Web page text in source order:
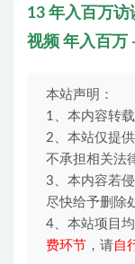
13 年入百万访
视频 年入百万
本站声明：
1、本内容转
2、本站仅提
不承担相关法
3、本内容若
尽快给予删除
4、本站项目
费环节 ，请自